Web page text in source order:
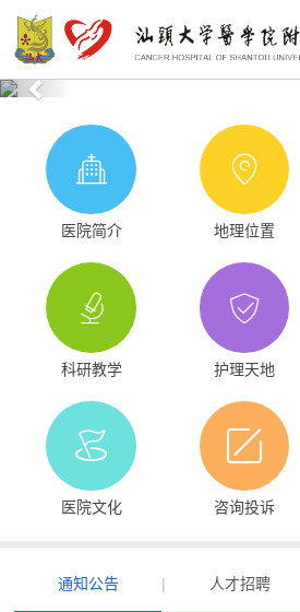
Previous
医院简介 地理位置
科研教学 护理天地
医院文化 咨询投诉
通知公告 | 人才招聘